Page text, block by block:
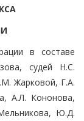
в составе
судей Н.С.
Жарковой, Г.А.
А.Л. Кононова,
Ю.Д.